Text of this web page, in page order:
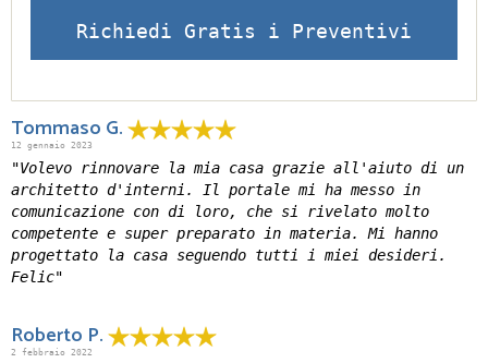
Richiedi Gratis i Preventivi
Tommaso G.
12 gennaio 2023
"Volevo rinnovare la mia casa grazie all'aiuto di un
architetto d'interni. Il portale mi ha messo in
comunicazione con di loro, che si rivelato molto
competente e super preparato in materia. Mi hanno
progettato la casa seguendo tutti i miei desideri.
Felic"
Roberto P.
2 febbraio 2022